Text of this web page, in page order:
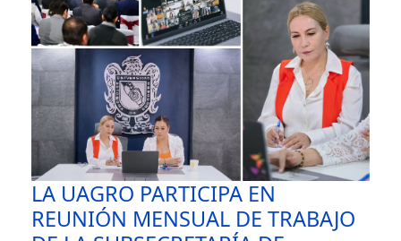
LA UAGRO PARTICIPA EN
REUNIÓN MENSUAL DE TRABAJO